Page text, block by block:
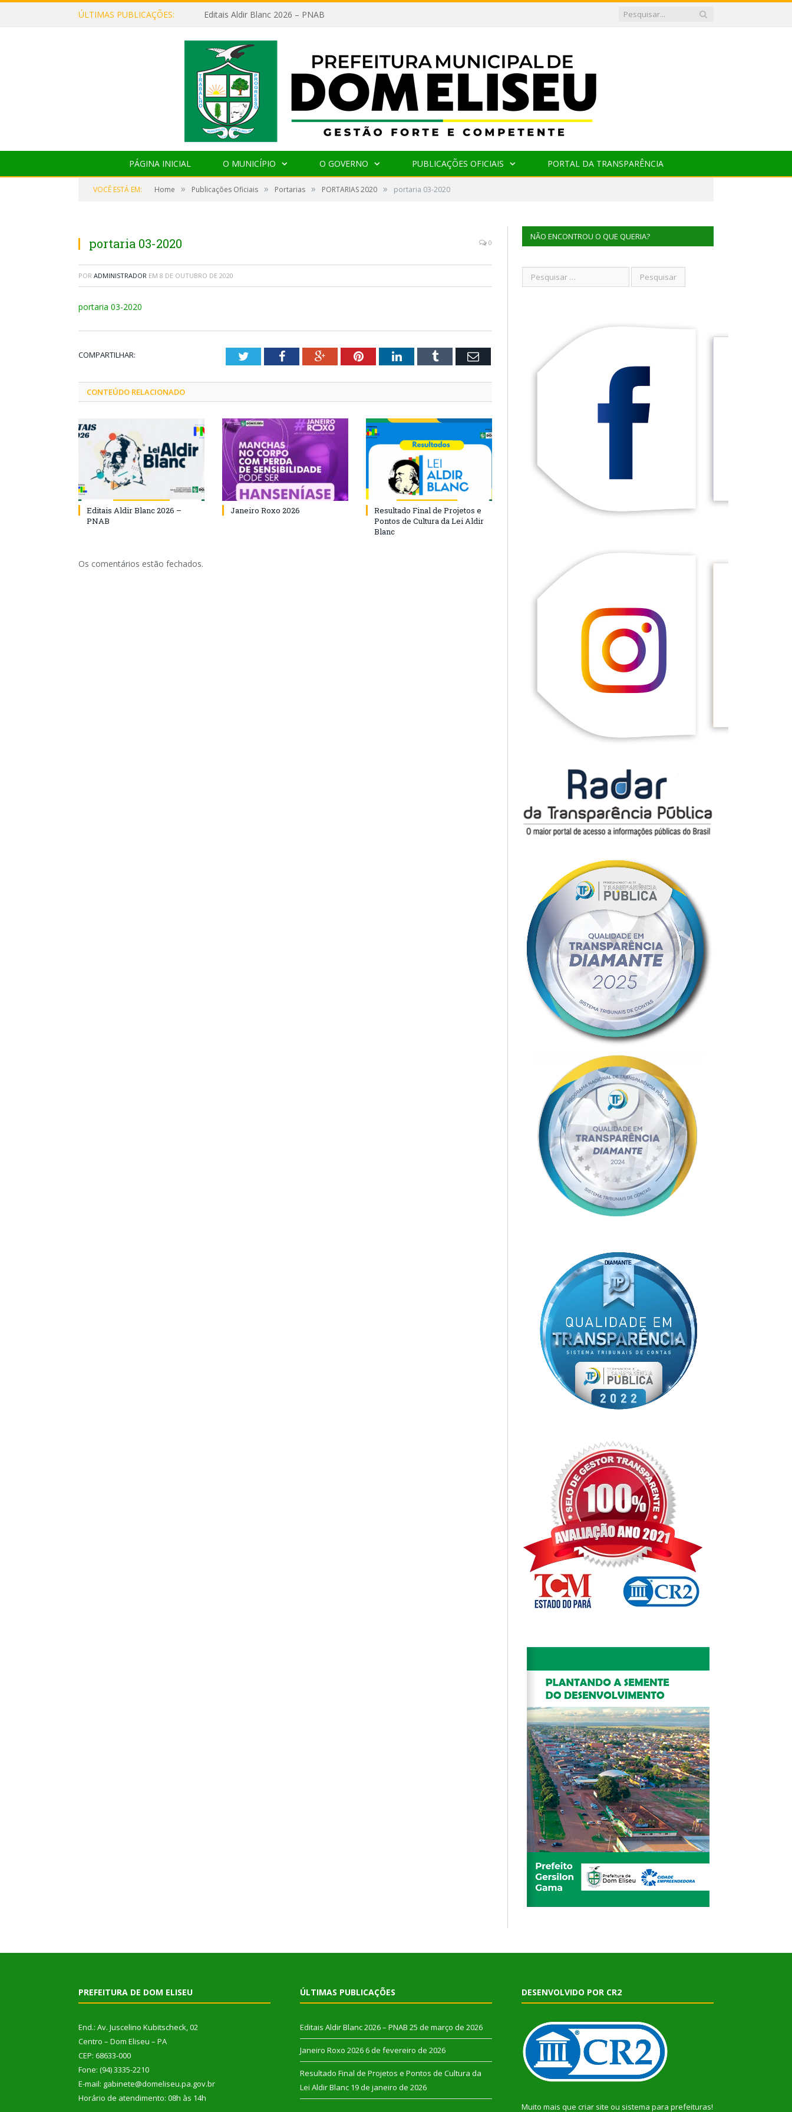
ÚLTIMAS PUBLICAÇÕES: Editais Aldir Blanc 2026 – PNAB
PÁGINA INICIAL O MUNICÍPIO O GOVERNO PUBLICAÇÕES OFICIAIS PORTAL DA TRANSPARÊNCIA
VOCÊ ESTÁ EM: Home » Publicações Oficiais » Portarias » PORTARIAS 2020 » portaria 03-2020
portaria 03-2020 0
POR ADMINISTRADOR EM 8 DE OUTUBRO DE 2020
portaria 03-2020
COMPARTILHAR: TwitterFacebookGoogle+PinterestLinkedInTumblr Email
CONTEÚDO RELACIONADO
Editais Aldir Blanc 2026 –
PNAB
Janeiro Roxo 2026
Resultado Final de Projetos e
Pontos de Cultura da Lei Aldir
Blanc
Os comentários estão fechados.
NÃO ENCONTROU O QUE QUERIA?
PREFEITURA DE DOM ELISEU
End.: Av. Juscelino Kubitscheck, 02
Centro – Dom Eliseu – PA
CEP: 68633-000
Fone: (94) 3335-2210
E-mail: gabinete@domeliseu.pa.gov.br
Horário de atendimento: 08h às 14h
ÚLTIMAS PUBLICAÇÕES
Editais Aldir Blanc 2026 – PNAB 25 de março de 2026
Janeiro Roxo 2026 6 de fevereiro de 2026
Resultado Final de Projetos e Pontos de Cultura da
Lei Aldir Blanc 19 de janeiro de 2026
DESENVOLVIDO POR CR2
Muito mais que criar site ou sistema para prefeituras!